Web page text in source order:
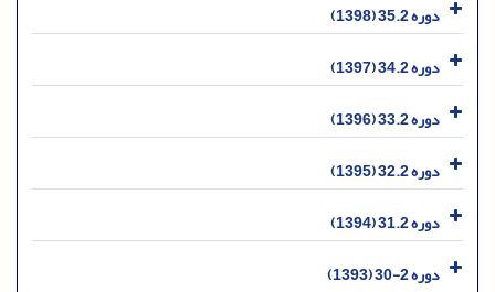
دوره 35.2 (1398)
دوره 34.2 (1397)
دوره 33.2 (1396)
دوره 32.2 (1395)
دوره 31.2 (1394)
دوره 2-30 (1393)